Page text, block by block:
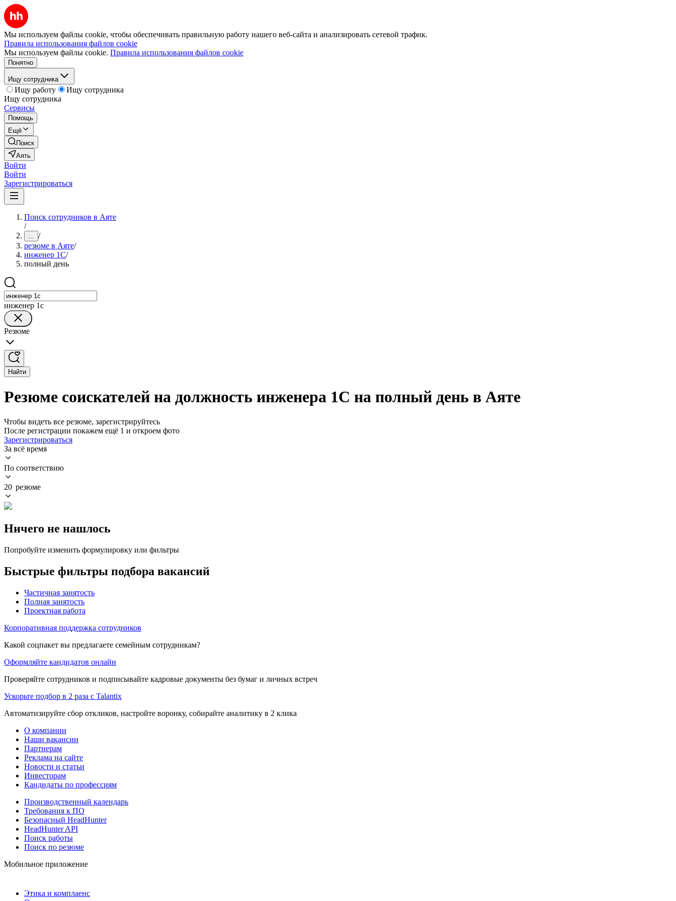
Мы используем файлы cookie, чтобы обеспечивать правильную работу нашего веб-сайта и анализировать сетевой трафик.
Правила использования файлов cookie
Мы используем файлы cookie. Правила использования файлов cookie
Понятно
Ищу сотрудника
Ищу работу
Ищу сотрудника
Ищу сотрудника
Сервисы
Помощь
Ещё
Поиск
Аять
Войти
Войти
Зарегистрироваться
Поиск сотрудников в Аяте
/
... /
резюме в Аяте/
инженер 1С/
полный день
инженер 1с
Резюме
Найти
Резюме соискателей на должность инженера 1С на полный день в Аяте
Чтобы видеть все резюме, зарегистрируйтесь
После регистрации покажем ещё 1 и откроем фото
Зарегистрироваться
За всё время
По соответствию
20 резюме
Ничего не нашлось
Попробуйте изменить формулировку или фильтры
Быстрые фильтры подбора вакансий
Частичная занятость
Полная занятость
Проектная работа
Корпоративная поддержка сотрудников
Какой соцпакет вы предлагаете семейным сотрудникам?
Оформляйте кандидатов онлайн
Проверяйте сотрудников и подписывайте кадровые документы без бумаг и личных встреч
Ускорьте подбор в 2 раза с Talantix
Автоматизируйте сбор откликов, настройте воронку, собирайте аналитику в 2 клика
О компании
Наши вакансии
Партнерам
Реклама на сайте
Новости и статьи
Инвесторам
Кандидаты по профессиям
Производственный календарь
Требования к ПО
Безопасный HeadHunter
HeadHunter API
Поиск работы
Поиск по резюме
Мобильное приложение
Этика и комплаенс